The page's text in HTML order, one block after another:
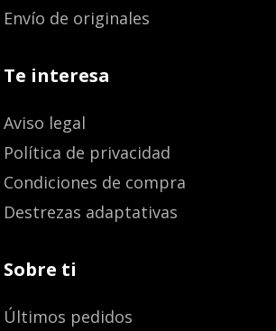
Envío de originales
Te interesa
Aviso legal
Política de privacidad
Condiciones de compra
Destrezas adaptativas
Sobre ti
Últimos pedidos